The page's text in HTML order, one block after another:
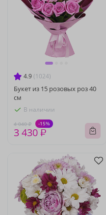
4.9 (1024)
Букет из 15 розовых роз 40
см
В наличии
4 040 ₽ -15%
3 430 ₽